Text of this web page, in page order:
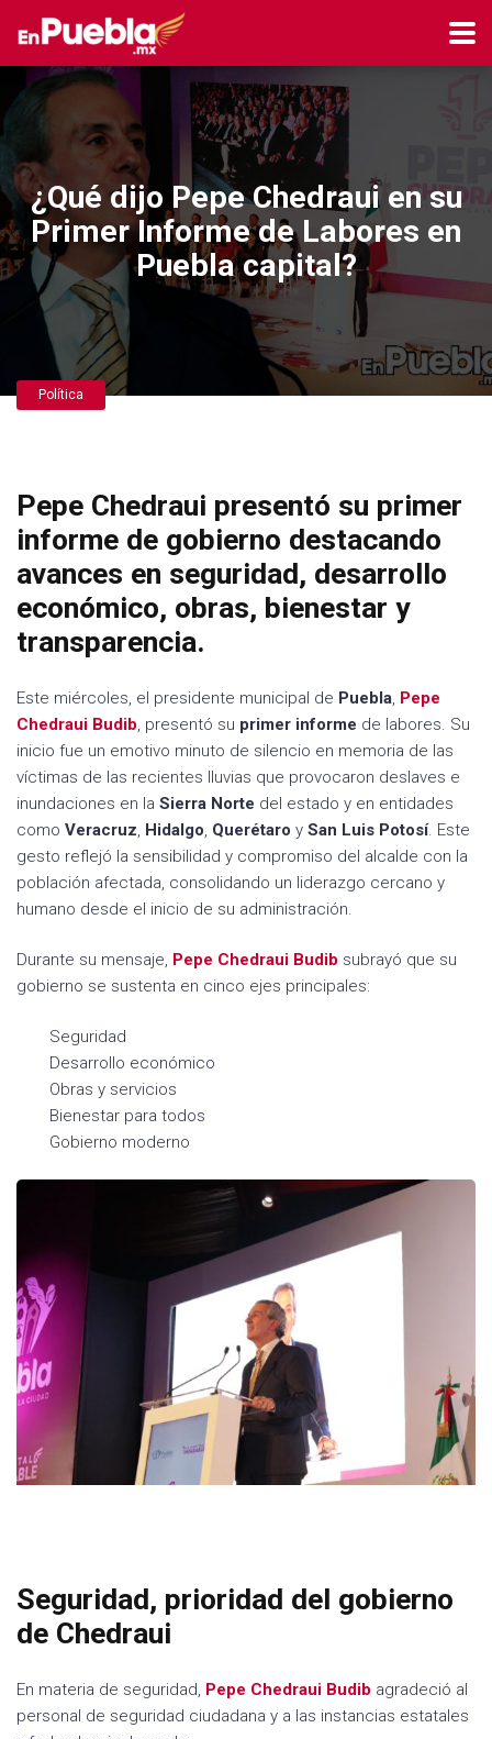
¿Qué dijo Pepe Chedraui en su
Primer Informe de Labores en
Puebla capital?
Política
Pepe Chedraui presentó su primer
informe de gobierno destacando
avances en seguridad, desarrollo
económico, obras, bienestar y
transparencia.
Este miércoles, el presidente municipal de Puebla, Pepe
Chedraui Budib, presentó su primer informe de labores. Su
inicio fue un emotivo minuto de silencio en memoria de las
víctimas de las recientes lluvias que provocaron deslaves e
inundaciones en la Sierra Norte del estado y en entidades
como Veracruz, Hidalgo, Querétaro y San Luis Potosí. Este
gesto reflejó la sensibilidad y compromiso del alcalde con la
población afectada, consolidando un liderazgo cercano y
humano desde el inicio de su administración.
Durante su mensaje, Pepe Chedraui Budib subrayó que su
gobierno se sustenta en cinco ejes principales:
Seguridad
Desarrollo económico
Obras y servicios
Bienestar para todos
Gobierno moderno
Seguridad, prioridad del gobierno
de Chedraui
En materia de seguridad, Pepe Chedraui Budib agradeció al
personal de seguridad ciudadana y a las instancias estatales